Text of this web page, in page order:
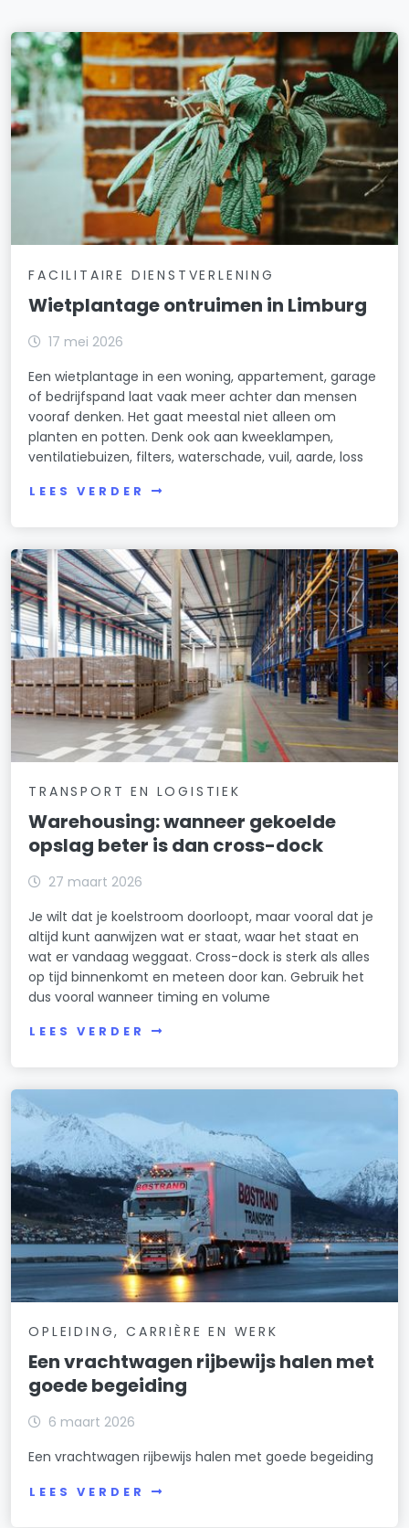
FACILITAIRE DIENSTVERLENING
Wietplantage ontruimen in Limburg
17 mei 2026
Een wietplantage in een woning, appartement, garage
of bedrijfspand laat vaak meer achter dan mensen
vooraf denken. Het gaat meestal niet alleen om
planten en potten. Denk ook aan kweeklampen,
ventilatiebuizen, filters, waterschade, vuil, aarde, loss
LEES VERDER
TRANSPORT EN LOGISTIEK
Warehousing: wanneer gekoelde
opslag beter is dan cross-dock
27 maart 2026
Je wilt dat je koelstroom doorloopt, maar vooral dat je
altijd kunt aanwijzen wat er staat, waar het staat en
wat er vandaag weggaat. Cross-dock is sterk als alles
op tijd binnenkomt en meteen door kan. Gebruik het
dus vooral wanneer timing en volume
LEES VERDER
OPLEIDING, CARRIÈRE EN WERK
Een vrachtwagen rijbewijs halen met
goede begeiding
6 maart 2026
Een vrachtwagen rijbewijs halen met goede begeiding
LEES VERDER